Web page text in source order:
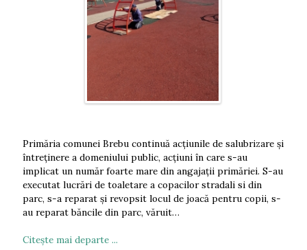
Primăria comunei Brebu continuă acțiunile de salubrizare și
întreținere a domeniului public, acțiuni în care s-au
implicat un număr foarte mare din angajații primăriei. S-au
executat lucrări de toaletare a copacilor stradali si din
parc, s-a reparat și revopsit locul de joacă pentru copii, s-
au reparat băncile din parc, văruit…
Citeşte mai departe ...